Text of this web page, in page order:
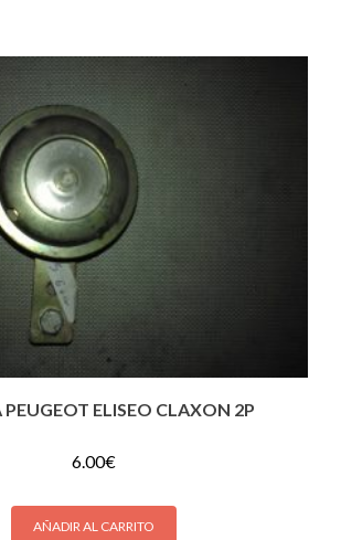
ELISEO CLAXON 2P
6.00€
AÑADIR AL CARRITO